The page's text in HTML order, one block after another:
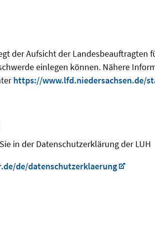
der Aufsicht der Landesbeauftragten
einlegen können. Nähere
https://www.lfd.niedersachsen.de/
in der Datenschutzerklärung der LUH
de/datenschutzerklaerung